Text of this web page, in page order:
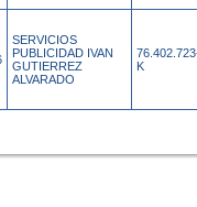
SERVICIOS
PUBLICIDAD IVAN
GUTIERREZ
ALVARADO
K